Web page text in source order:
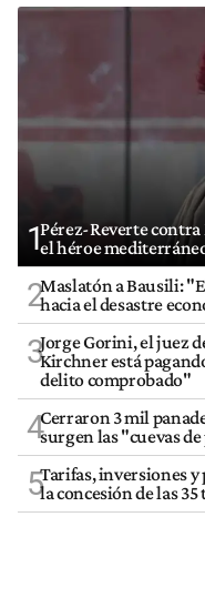
1Pérez-Reverte
el héroe
2Maslatón a Bausili:
hacia el desastre
3Jorge Gorini, el juez
Kirchner está
delito comprobado"
4Cerraron 3 mil
surgen las "cuevas
5Tarifas, inversiones
la concesión de las